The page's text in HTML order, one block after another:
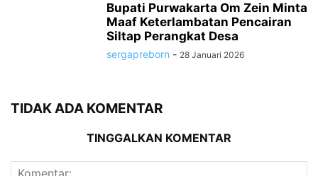
Bupati Purwakarta Om Zein Minta
Maaf Keterlambatan Pencairan
Siltap Perangkat Desa
sergapreborn - 28 Januari 2026
TIDAK ADA KOMENTAR
TINGGALKAN KOMENTAR